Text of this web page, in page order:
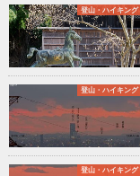
登山・ハイキング
登山・ハイキング
登山・ハイキング